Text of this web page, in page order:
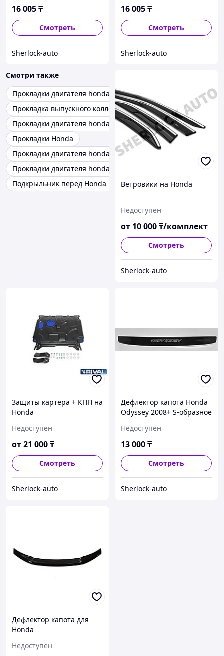
16 005₸
Смотреть
Sherlock-auto
16 005₸
Смотреть
Sherlock-auto
Смотри также
Прокладки двигателя honda odyssey
Прокладка выпускного коллектора honda
Прокладки двигателя honda civic
Прокладки Honda
Прокладки двигателя honda stepwgn
Прокладки двигателя honda prelude
Подкрыльник перед Honda ElysionВетровики на Honda
Недоступен
от 10 000₸/комплект
Смотреть
Sherlock-auto
Защиты картера + КПП на
Honda
Недоступен
от21 000₸
Смотреть
Sherlock-auto
Дефлектор капота Honda
Odyssey 2008+ S-образное
Недоступен
13 000₸
Смотреть
Sherlock-auto
Дефлектор капота для
Honda
Недоступен